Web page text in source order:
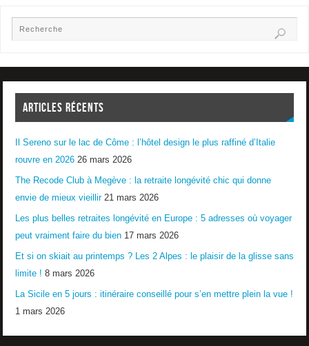
ARTICLES RÉCENTS
Il Sereno sur le lac de Côme : l’hôtel design le plus raffiné d’Italie
rouvre en 2026 26 mars 2026
The Recode Club à Megève : la retraite longévité chic qui donne
envie de mieux vieillir 21 mars 2026
Les plus belles retraites longévité en Europe : 5 adresses où voyager
peut vraiment faire du bien 17 mars 2026
Et si on skiait au printemps ? Les 2 Alpes : le plaisir de la glisse sans
limite ! 8 mars 2026
La Sicile en 5 jours : itinéraire conseillé pour s’en mettre plein la vue !
1 mars 2026